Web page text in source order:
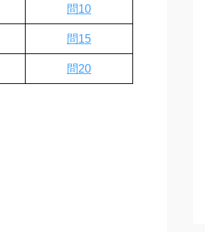
問10
問15
問20